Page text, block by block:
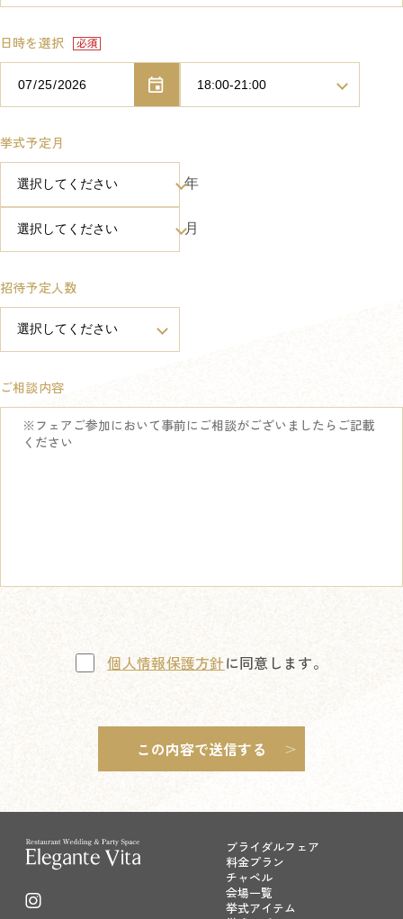
日時を選択
挙式予定月
年
月
招待予定人数
ご相談内容
個人情報保護方針に同意します。
ブライダルフェア
料金プラン
チャペル
会場一覧
挙式アイテム